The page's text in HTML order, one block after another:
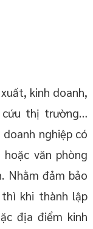
kinh doanh,
cứu thị trường…
nghiệp có
văn phòng
Nhằm đảm bảo
khi thành lập
địa điểm kinh